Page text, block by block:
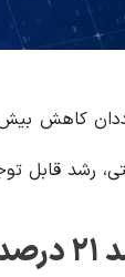
کاهش بیش از ۵
رشد قابل